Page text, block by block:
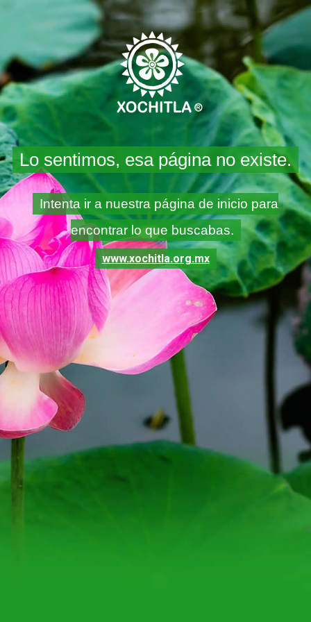
Lo sentimos, esa página no existe.
Intenta ir a nuestra página de inicio para
encontrar lo que buscabas.
www.xochitla.org.mx